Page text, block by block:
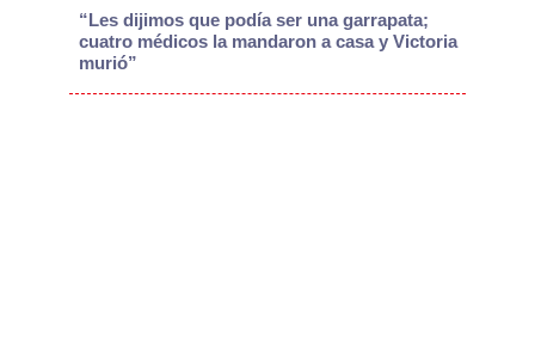
“Les dijimos que podía ser una garrapata;
cuatro médicos la mandaron a casa y Victoria
murió”